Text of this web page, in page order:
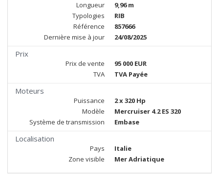
Longueur
9,96 m
Typologies
RIB
Référence
857666
Dernière mise à jour
24/08/2025
Prix
Prix de vente
95 000 EUR
TVA
TVA Payée
Moteurs
Puissance
2 x 320 Hp
Modèle
Mercruiser 4.2 ES 320
Système de transmission
Embase
Localisation
Pays
Italie
Zone visible
Mer Adriatique